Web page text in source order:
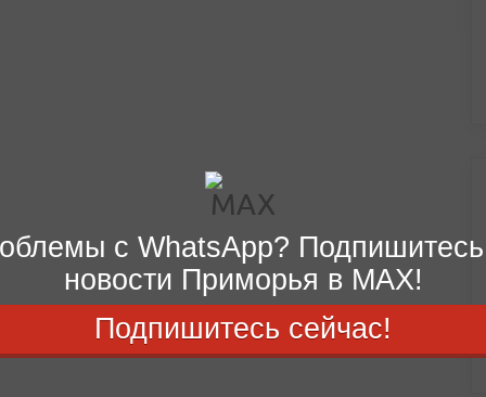
с WhatsApp?
новости Приморья в MAX!
Подпишитесь сейчас!